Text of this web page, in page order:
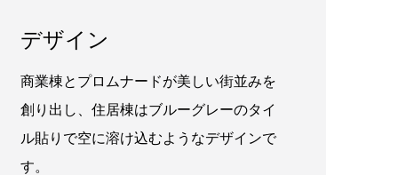
デザイン
商業棟とプロムナードが美しい街並みを
創り出し、住居棟はブルーグレーのタイ
ル貼りで空に溶け込むようなデザインで
す。